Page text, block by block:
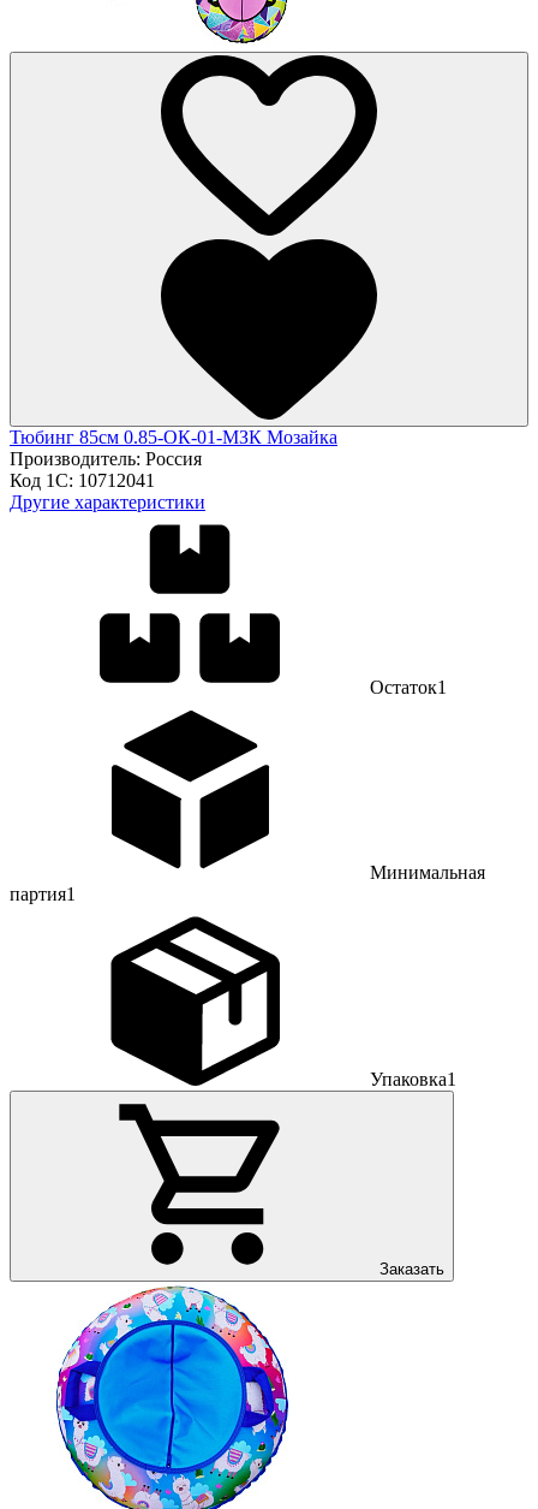
Тюбинг 85см 0.85-ОК-01-МЗК Мозайка
Производитель: Россия
Код 1С: 10712041
Другие характеристики
Остаток1
Минимальная
партия1
Упаковка1
Заказать